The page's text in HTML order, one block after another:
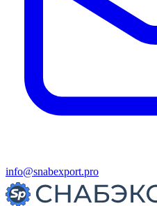
info@snabexport.pro